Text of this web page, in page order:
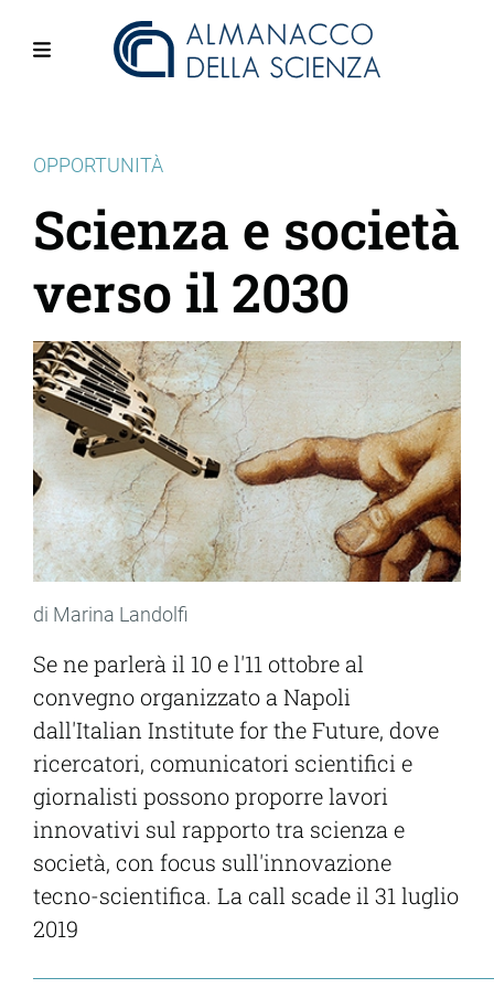
OPPORTUNITÀ
Scienza e società
verso il 2030
di Marina Landolfi
Se ne parlerà il 10 e l'11 ottobre al
convegno organizzato a Napoli
dall'Italian Institute for the Future, dove
ricercatori, comunicatori scientifici e
giornalisti possono proporre lavori
innovativi sul rapporto tra scienza e
società, con focus sull'innovazione
tecno-scientifica. La call scade il 31 luglio
2019